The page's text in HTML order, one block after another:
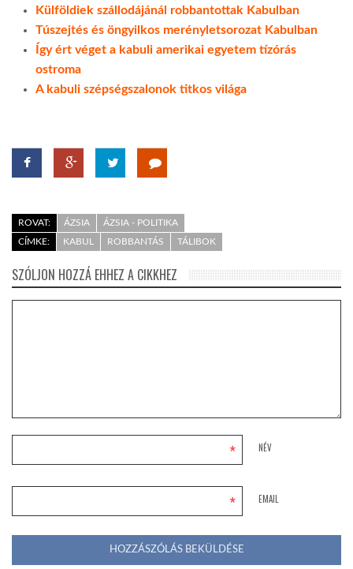
Külföldiek szállodájánál robbantottak Kabulban
Túszejtés és öngyilkos merényletsorozat Kabulban
Így ért véget a kabuli amerikai egyetem tízórás
ostroma
A kabuli szépségszalonok titkos világa
ROVAT: ÁZSIA
ÁZSIA - POLITIKA
CÍMKE:
KABUL ROBBANTÁS TÁLIBOK
SZÓLJON HOZZÁ EHHEZ A CIKKHEZ
NÉV
*
EMAIL
*